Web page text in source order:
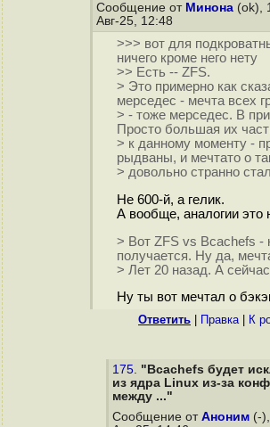
Сообщение от Минона (ok),
Авг-25, 12:48
>>> вот для
ничего кроме него нету
>> Есть -- ZFS.
> Это примерно как
мерседес - мечта всех
> - тоже мерседес. В
Просто большая их
> к данному моменту -
рыдваны, и мечтато о
> довольно странно
Не 600-й, а гелик.
А вообще, аналогии это
> Вот ZFS vs Bcachefs -
получается. Ну да,
> Лет 20 назад. А
Ну ты вот мечтал о
Ответить Правка| К
175. "Bcachefs будет
из ядра Linux из-за
между ..."
Сообщение от Аноним (-